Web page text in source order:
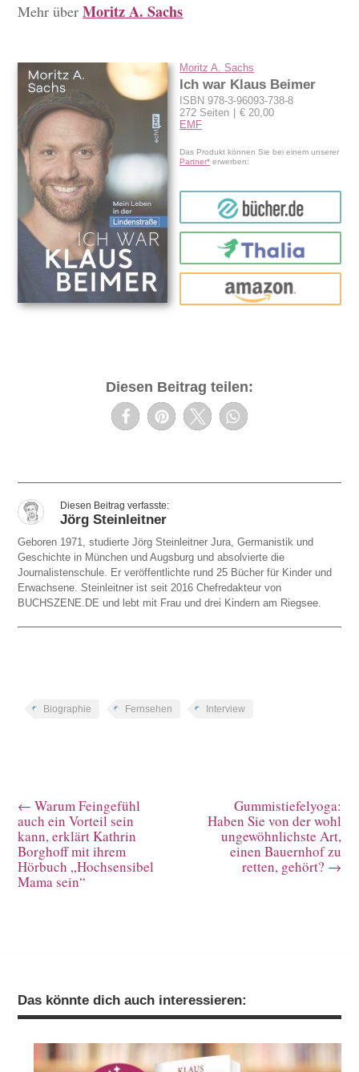
Mehr überMoritz A. Sachs
Moritz A. Sachs
Ich war Klaus Beimer
ISBN 978-3-96093-738-8
272 Seiten
€ 20,00
EMF
Das Produkt können Sie bei einem unserer
Partner* erwerben:
bücher.de
Thalia
amazon
Diesen Beitrag teilen:
Jörg Steinleitner
Geboren 1971, studierte Jörg Steinleitner Jura, Germanistik und
Geschichte in München und Augsburg und absolvierte die
Journalistenschule. Er veröffentlichte rund 25 Bücher für Kinder und
Erwachsene. Steinleitner ist seit 2016 Chefredakteur von
BUCHSZENE.DE und lebt mit Frau und drei Kindern am Riegsee.
Biographie Fernsehen Interview
←Warum Feingefühl
auch ein Vorteil sein
kann, erklärt Kathrin
Borghoff mit ihrem
Hörbuch „Hochsensibel
Mama sein“
Gummistiefelyoga:
Haben Sie von der wohl
ungewöhnlichste Art,
einen Bauernhof zu
retten, gehört? →
Das könnte dich auch interessieren: